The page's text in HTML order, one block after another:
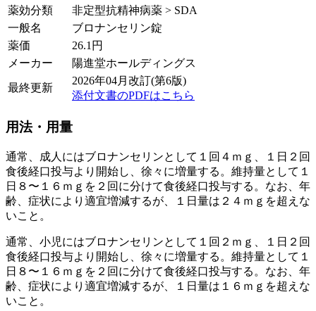
薬効分類
非定型抗精神病薬 > SDA
一般名
ブロナンセリン錠
薬価
26.1 円
メーカー
陽進堂ホールディングス
最終更新
2026年04月改訂(第6版)
添付文書のPDFはこちら
用法・用量
通常、成人にはブロナンセリンとして１回４ｍｇ、１日２回
食後経口投与より開始し、徐々に増量する。維持量として１
日８〜１６ｍｇを２回に分けて食後経口投与する。なお、年
齢、症状により適宜増減するが、１日量は２４ｍｇを超えな
いこと。
通常、小児にはブロナンセリンとして１回２ｍｇ、１日２回
食後経口投与より開始し、徐々に増量する。維持量として１
日８〜１６ｍｇを２回に分けて食後経口投与する。なお、年
齢、症状により適宜増減するが、１日量は１６ｍｇを超えな
いこと。